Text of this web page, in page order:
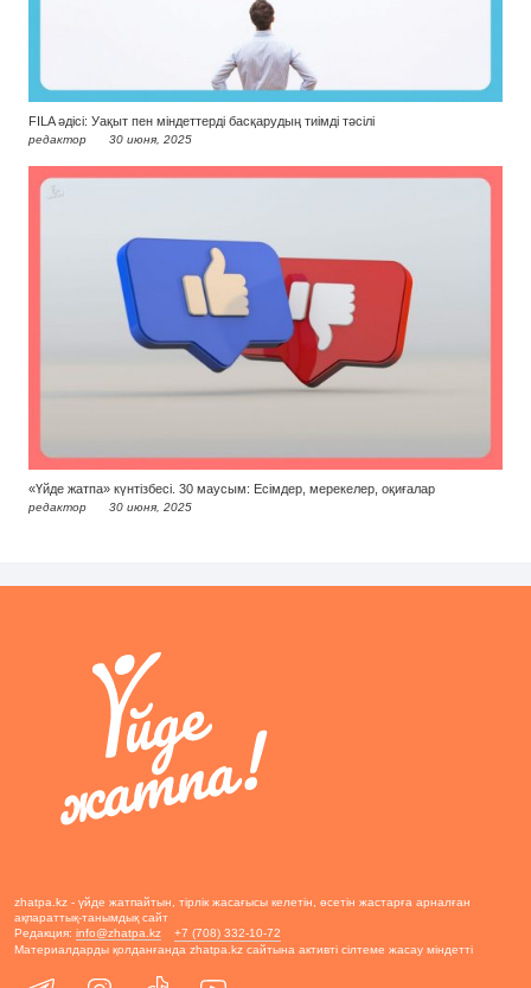
FILA әдісі: Уақыт пен міндеттерді басқарудың тиімді тәсілі
редактор 30 июня, 2025
«Үйде жатпа» күнтізбесі. 30 маусым: Есімдер, мерекелер, оқиғалар
редактор 30 июня, 2025
zhatpa.kz - үйде жатпайтын, тірлік жасағысы келетін, өсетін жастарға арналған
ақпараттық-танымдық сайт
Редакция: info@zhatpa.kz
+7 (708) 332-10-72
Материалдарды қолданғанда zhatpa.kz сайтына активті сілтеме жасау міндетті